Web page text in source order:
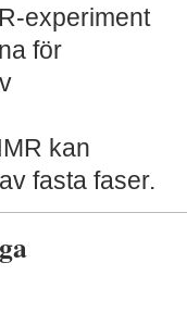
experiment
för
kan
fasta faser.